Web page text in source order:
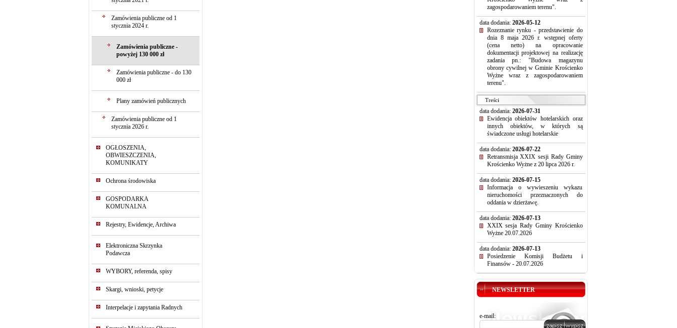
Zamówienia publiczne od 1
stycznia 2024 r.
Zamówienia publiczne -
powyżej 130 000 zł
Zamówienia publiczne - do 130
000 zł
Plany zamówień publicznych
Zamówienia publiczne od 1
stycznia 2026 r.
OGŁOSZENIA,
OBWIESZCZENIA,
KOMUNIKATY
Ochrona środowiska
GOSPODARKA
KOMUNALNA
Rejestry, Ewidencje, Archiwa
Elektroniczna Skrzynka
Podawcza
WYBORY, referenda, spisy
Skargi, wnioski, petycje
Interpelacje i zapytania Radnych
zagospodarowaniem terenu".
data dodania: 2026-05-12
Rozeznanie rynku - przedstawienie do
dnia 8 maja 2026 r. wstępnej oferty
(cena netto) na opracowanie
dokumentacji projektowej na realizację
zadania pn.: "Budowa magazynu
obrony cywilnej w Gminie Krościenko
Wyżne wraz z zagospodarowaniem
terenu".
Treści
data dodania: 2026-07-31
Ewidencja obiektów hotelarskich oraz
innych obiektów, w których są
świadczone usługi hotelarskie
data dodania: 2026-07-22
Retransmisja XXIX sesji Rady Gminy
Krościenko Wyżne z 20 lipca 2026 r.
data dodania: 2026-07-15
Informacja o wywieszeniu wykazu
nieruchomości przeznaczonych do
oddania w dzierżawę.
data dodania: 2026-07-13
XXIX sesja Rady Gminy Krościenko
Wyżne 20.07.2026
data dodania: 2026-07-13
Posiedzenie Komisji Budżetu i
Finansów - 20.07.2026
NEWSLETTER
e-mail: